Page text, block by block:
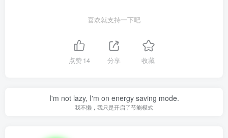
喜欢就支持一下吧
点赞14 分享 收藏
I'm not lazy, I'm on energy saving mode.
我不懒，我只是开启了节能模式